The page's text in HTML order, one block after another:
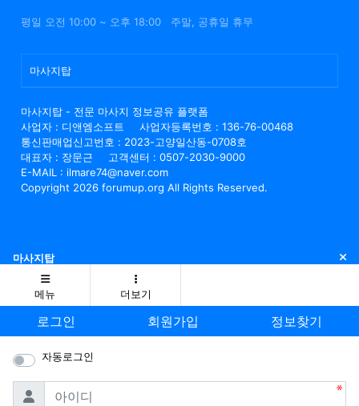
평일 오전 10:00 ~ 오후 18:00 주말, 공휴일 휴무
마사지탑
마사지탑 - 전문 마사지 정보공유 플랫폼
사업자 : 디앤엠소프트
사업자등록번호 : 136-76-00468
통신판매업신고번호 : 2023-고양일산동-0708호
대표자 : 장문근
고객센터 : 0507-2030-9000
E-MAIL : ilmare74@naver.com
Copyright 2026 forumup.org All Rights Reserved.
마사지탑 닫
메뉴 더보기
로그인 회원가입 정보찾기
자동로그인
아이디